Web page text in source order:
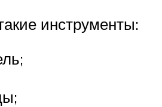
инструменты: